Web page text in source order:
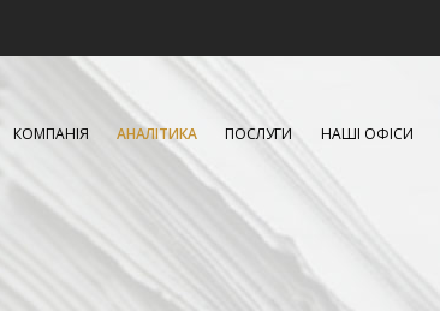
КОМПАНІЯ АНАЛІТИКА ПОСЛУГИ НАШІ ОФІСИ